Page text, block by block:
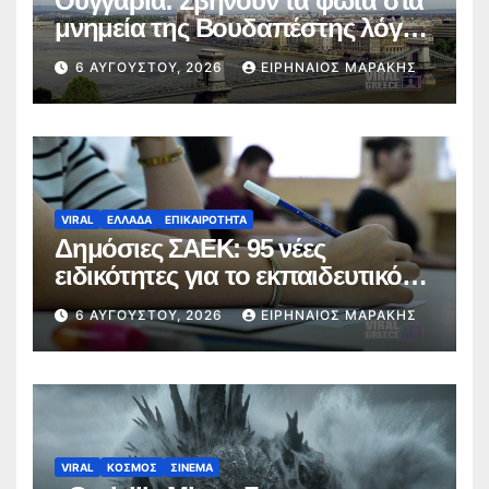
μνημεία της Βουδαπέστης λόγω
καύσωνα και ενεργειακής πίεσης
6 ΑΥΓΟΎΣΤΟΥ, 2026 ΕΙΡΗΝΑΊΟΣ ΜΑΡΆΚΗΣ
VIRAL ΕΛΛΑΔΑ ΕΠΙΚΑΙΡΟΤΗΤΑ
Δημόσιες ΣΑΕΚ: 95 νέες
ειδικότητες για το εκπαιδευτικό
έτος 2026-2027
6 ΑΥΓΟΎΣΤΟΥ, 2026 ΕΙΡΗΝΑΊΟΣ ΜΑΡΆΚΗΣ
VIRAL ΚΟΣΜΟΣ ΣΙΝΕΜΑ